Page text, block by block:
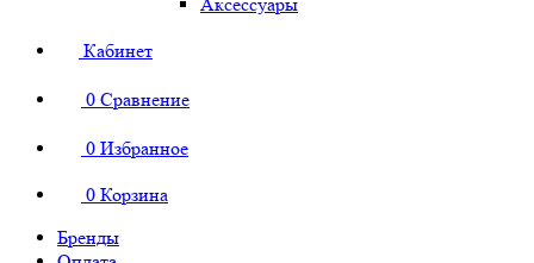
Кабинет
0 Сравнение
0 Избранное
0 Корзина
Бренды